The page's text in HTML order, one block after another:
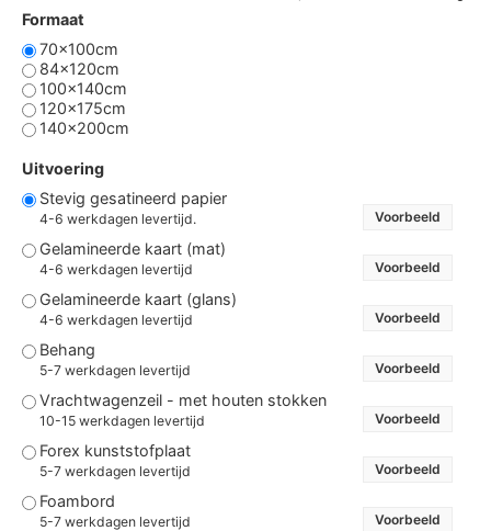
Formaat
70x100cm
84x120cm
100x140cm
120x175cm
140x200cm
Uitvoering
Stevig gesatineerd papier
4-6 werkdagen levertijd. Voorbeeld
Gelamineerde kaart (mat)
4-6 werkdagen levertijd Voorbeeld
Gelamineerde kaart (glans)
4-6 werkdagen levertijd Voorbeeld
Behang
5-7 werkdagen levertijd Voorbeeld
Vrachtwagenzeil - met houten stokken
10-15 werkdagen levertijd Voorbeeld
Forex kunststofplaat
5-7 werkdagen levertijd Voorbeeld
Foambord
5-7 werkdagen levertijd Voorbeeld